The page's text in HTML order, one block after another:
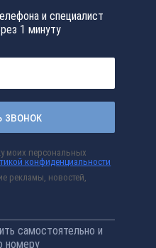
и специалист
1 минуту
звонок
моих персональных
конфиденциальности
рекламы, новостей,
самостоятельно и
номеру